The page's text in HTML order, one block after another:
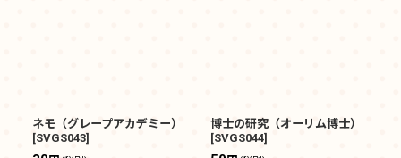
ネモ（グレープアカデミー）
[SVGS043]
博士の研究（オーリム博士）
[SVGS044]